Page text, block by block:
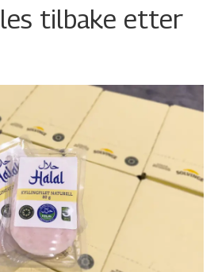
tilbake etter